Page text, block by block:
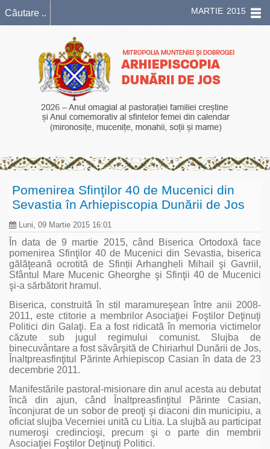
MARTIE 2015
Pomenirea Sfinţilor 40 de Mucenici din
Sevastia în Arhiepiscopia Dunării de Jos
Luni, 09 Martie 2015 16:01
În data de 9 martie 2015, când Biserica Ortodoxă face
pomenirea Sfinţilor 40 de Mucenici din Sevastia, biserica
gălăţeană ocrotită de Sfinții Arhangheli Mihail şi Gavriil,
Sfântul Mare Mucenic Gheorghe şi Sfinţii 40 de Mucenici
şi-a sărbătorit hramul.
Biserica, construită în stil maramureşean între anii 2008-
2011, este ctitorie a membrilor Asociaţiei Foştilor Deţinuţi
Politici din Galaţi. Ea a fost ridicată în memoria victimelor
căzute sub jugul regimului comunist. Slujba de
binecuvântare a fost săvârşită de Chiriarhul Dunării de Jos,
Înaltpreasfinţitul Părinte Arhiepiscop Casian în data de 23
decembrie 2011.
Manifestările pastoral-misionare din anul acesta au debutat
încă din ajun, când Înaltpreasfinţitul Părinte Casian,
înconjurat de un sobor de preoţi şi diaconi din municipiu, a
oficiat slujba Vecerniei unită cu Litia. La slujbă au participat
numeroşi credincioşi, precum şi o parte din membrii
Asociaţiei Foştilor Deţinuţi Politici.